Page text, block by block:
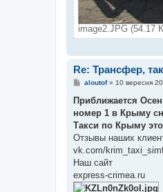
image2.JPG (54.17
Re: Трансфер,
П
в
і
д
о
л
е
н
я
aloutof» 10 вересня
Приближается
номер 1 в Крыму
Такси по Крыму
Отзывы наших
vk.com/
Наш сайт
express-crimea.ru